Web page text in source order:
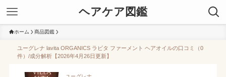
ヘアケア図鑑
ホーム 商品図鑑
ユーグレナ lavita ORGANICS ラビタ ファーメント ヘアオイルの口コミ（0
件）/成分解析【2026年4月26日更新】